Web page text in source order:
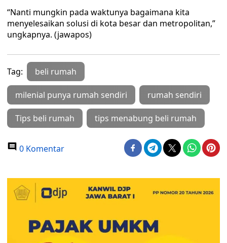
“Nanti mungkin pada waktunya bagaimana kita
menyelesaikan solusi di kota besar dan metropolitan,”
ungkapnya. (jawapos)
Tag: beli rumah
milenial punya rumah sendiri rumah sendiri
Tips beli rumah tips menabung beli rumah
0 Komentar